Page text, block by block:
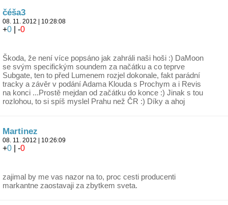
čéša3
08. 11. 2012 | 10:28:08
+0 | -0
Škoda, že není více popsáno jak zahráli naši hoši :) DaMoon
se svým specifickým soundem za načátku a co teprve
Subgate, ten to před Lumenem rozjel dokonale, fakt parádní
tracky a závěr v podání Adama Klouda s Prochym a i Revis
na konci ...Prostě mejdan od začátku do konce :) Jinak s tou
rozlohou, to si spíš myslel Prahu než ČR :) Díky a ahoj
Martinez
08. 11. 2012 | 10:26:09
+0 | -0
zajimal by me vas nazor na to, proc cesti producenti
markantne zaostavaji za zbytkem sveta.